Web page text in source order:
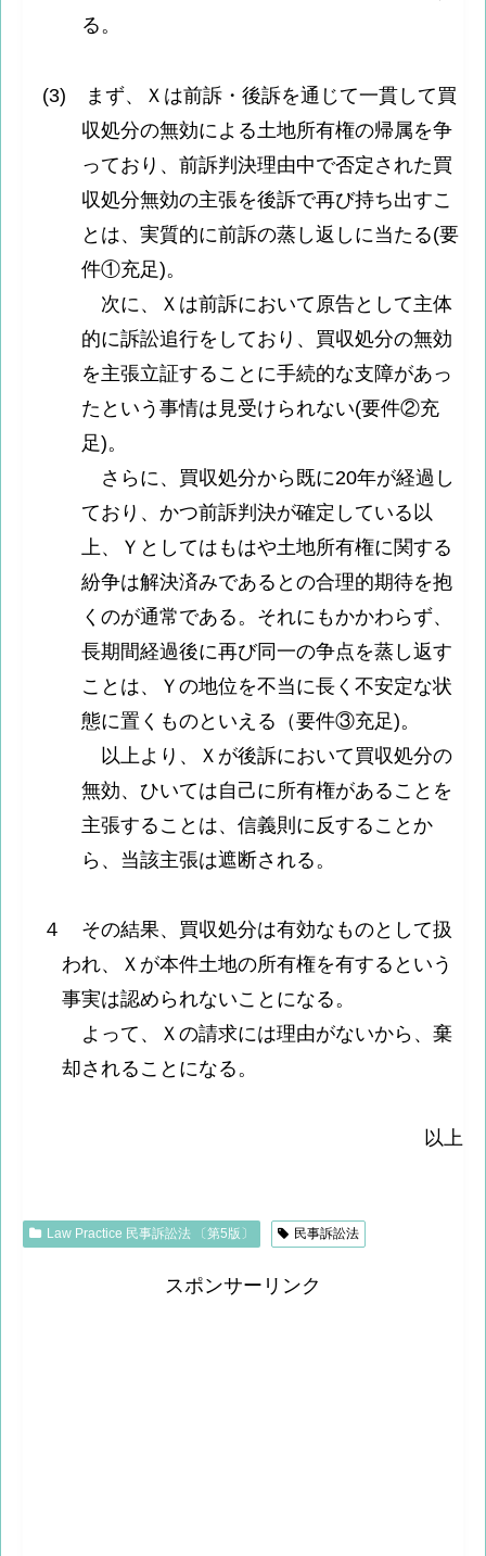
る。
(3) まず、Ｘは前訴・後訴を通じて一貫して買
収処分の無効による土地所有権の帰属を争
っており、前訴判決理由中で否定された買
収処分無効の主張を後訴で再び持ち出すこ
とは、実質的に前訴の蒸し返しに当たる(要
件①充足)。
次に、Ｘは前訴において原告として主体
的に訴訟追行をしており、買収処分の無効
を主張立証することに手続的な支障があっ
たという事情は見受けられない(要件②充
足)。
さらに、買収処分から既に20年が経過し
ており、かつ前訴判決が確定している以
上、Ｙとしてはもはや土地所有権に関する
紛争は解決済みであるとの合理的期待を抱
くのが通常である。それにもかかわらず、
長期間経過後に再び同一の争点を蒸し返す
ことは、Ｙの地位を不当に長く不安定な状
態に置くものといえる（要件③充足)。
以上より、Ｘが後訴において買収処分の
無効、ひいては自己に所有権があることを
主張することは、信義則に反することか
ら、当該主張は遮断される。
４ その結果、買収処分は有効なものとして扱
われ、Ｘが本件土地の所有権を有するという
事実は認められないことになる。
よって、Ｘの請求には理由がないから、棄
却されることになる。
以上
Law Practice 民事訴訟法 〔第5版〕 民事訴訟法
スポンサーリンク